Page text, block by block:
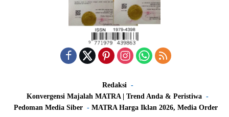
Redaksi
Konvergensi Majalah MATRA | Trend Anda & Peristiwa
Pedoman Media Siber
MATRA Harga Iklan 2026, Media Order